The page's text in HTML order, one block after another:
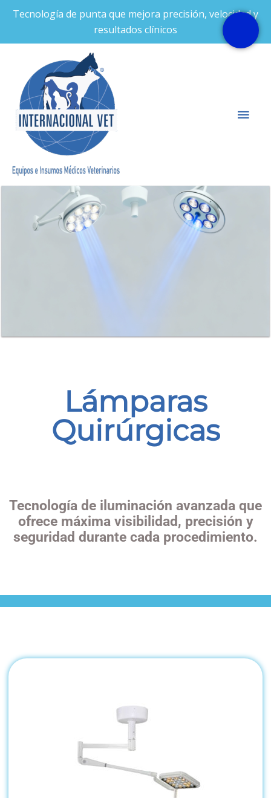
Tecnología de punta que mejora precisión, velocidad y
resultados clínicos
Lámparas
Quirúrgicas
Tecnología de iluminación avanzada que
ofrece máxima visibilidad, precisión y
seguridad durante cada procedimiento.